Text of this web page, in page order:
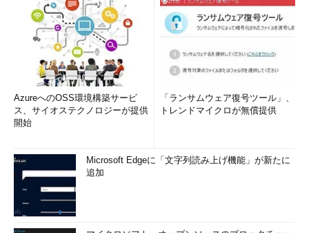
AzureへのOSS環境構築サービ
ス、サイオステクノロジーが提供
開始
「ランサムウェア復号ツール」、
トレンドマイクロが無償提供
Microsoft Edgeに「文字列読み上げ機能」が新たに
追加